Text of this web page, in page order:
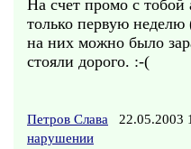
На счет промо с тобой
только первую
на них можно было
стояли дорого. :-(
Петров Слава 22.05.2003
нарушении